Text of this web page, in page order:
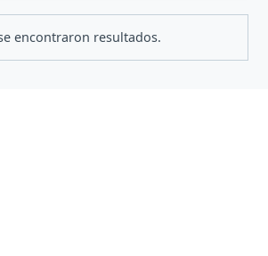
encontraron resultados.